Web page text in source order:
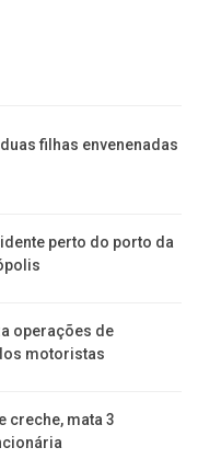
filhas envenenadas
perto do porto da
operações de
motoristas
creche, mata 3